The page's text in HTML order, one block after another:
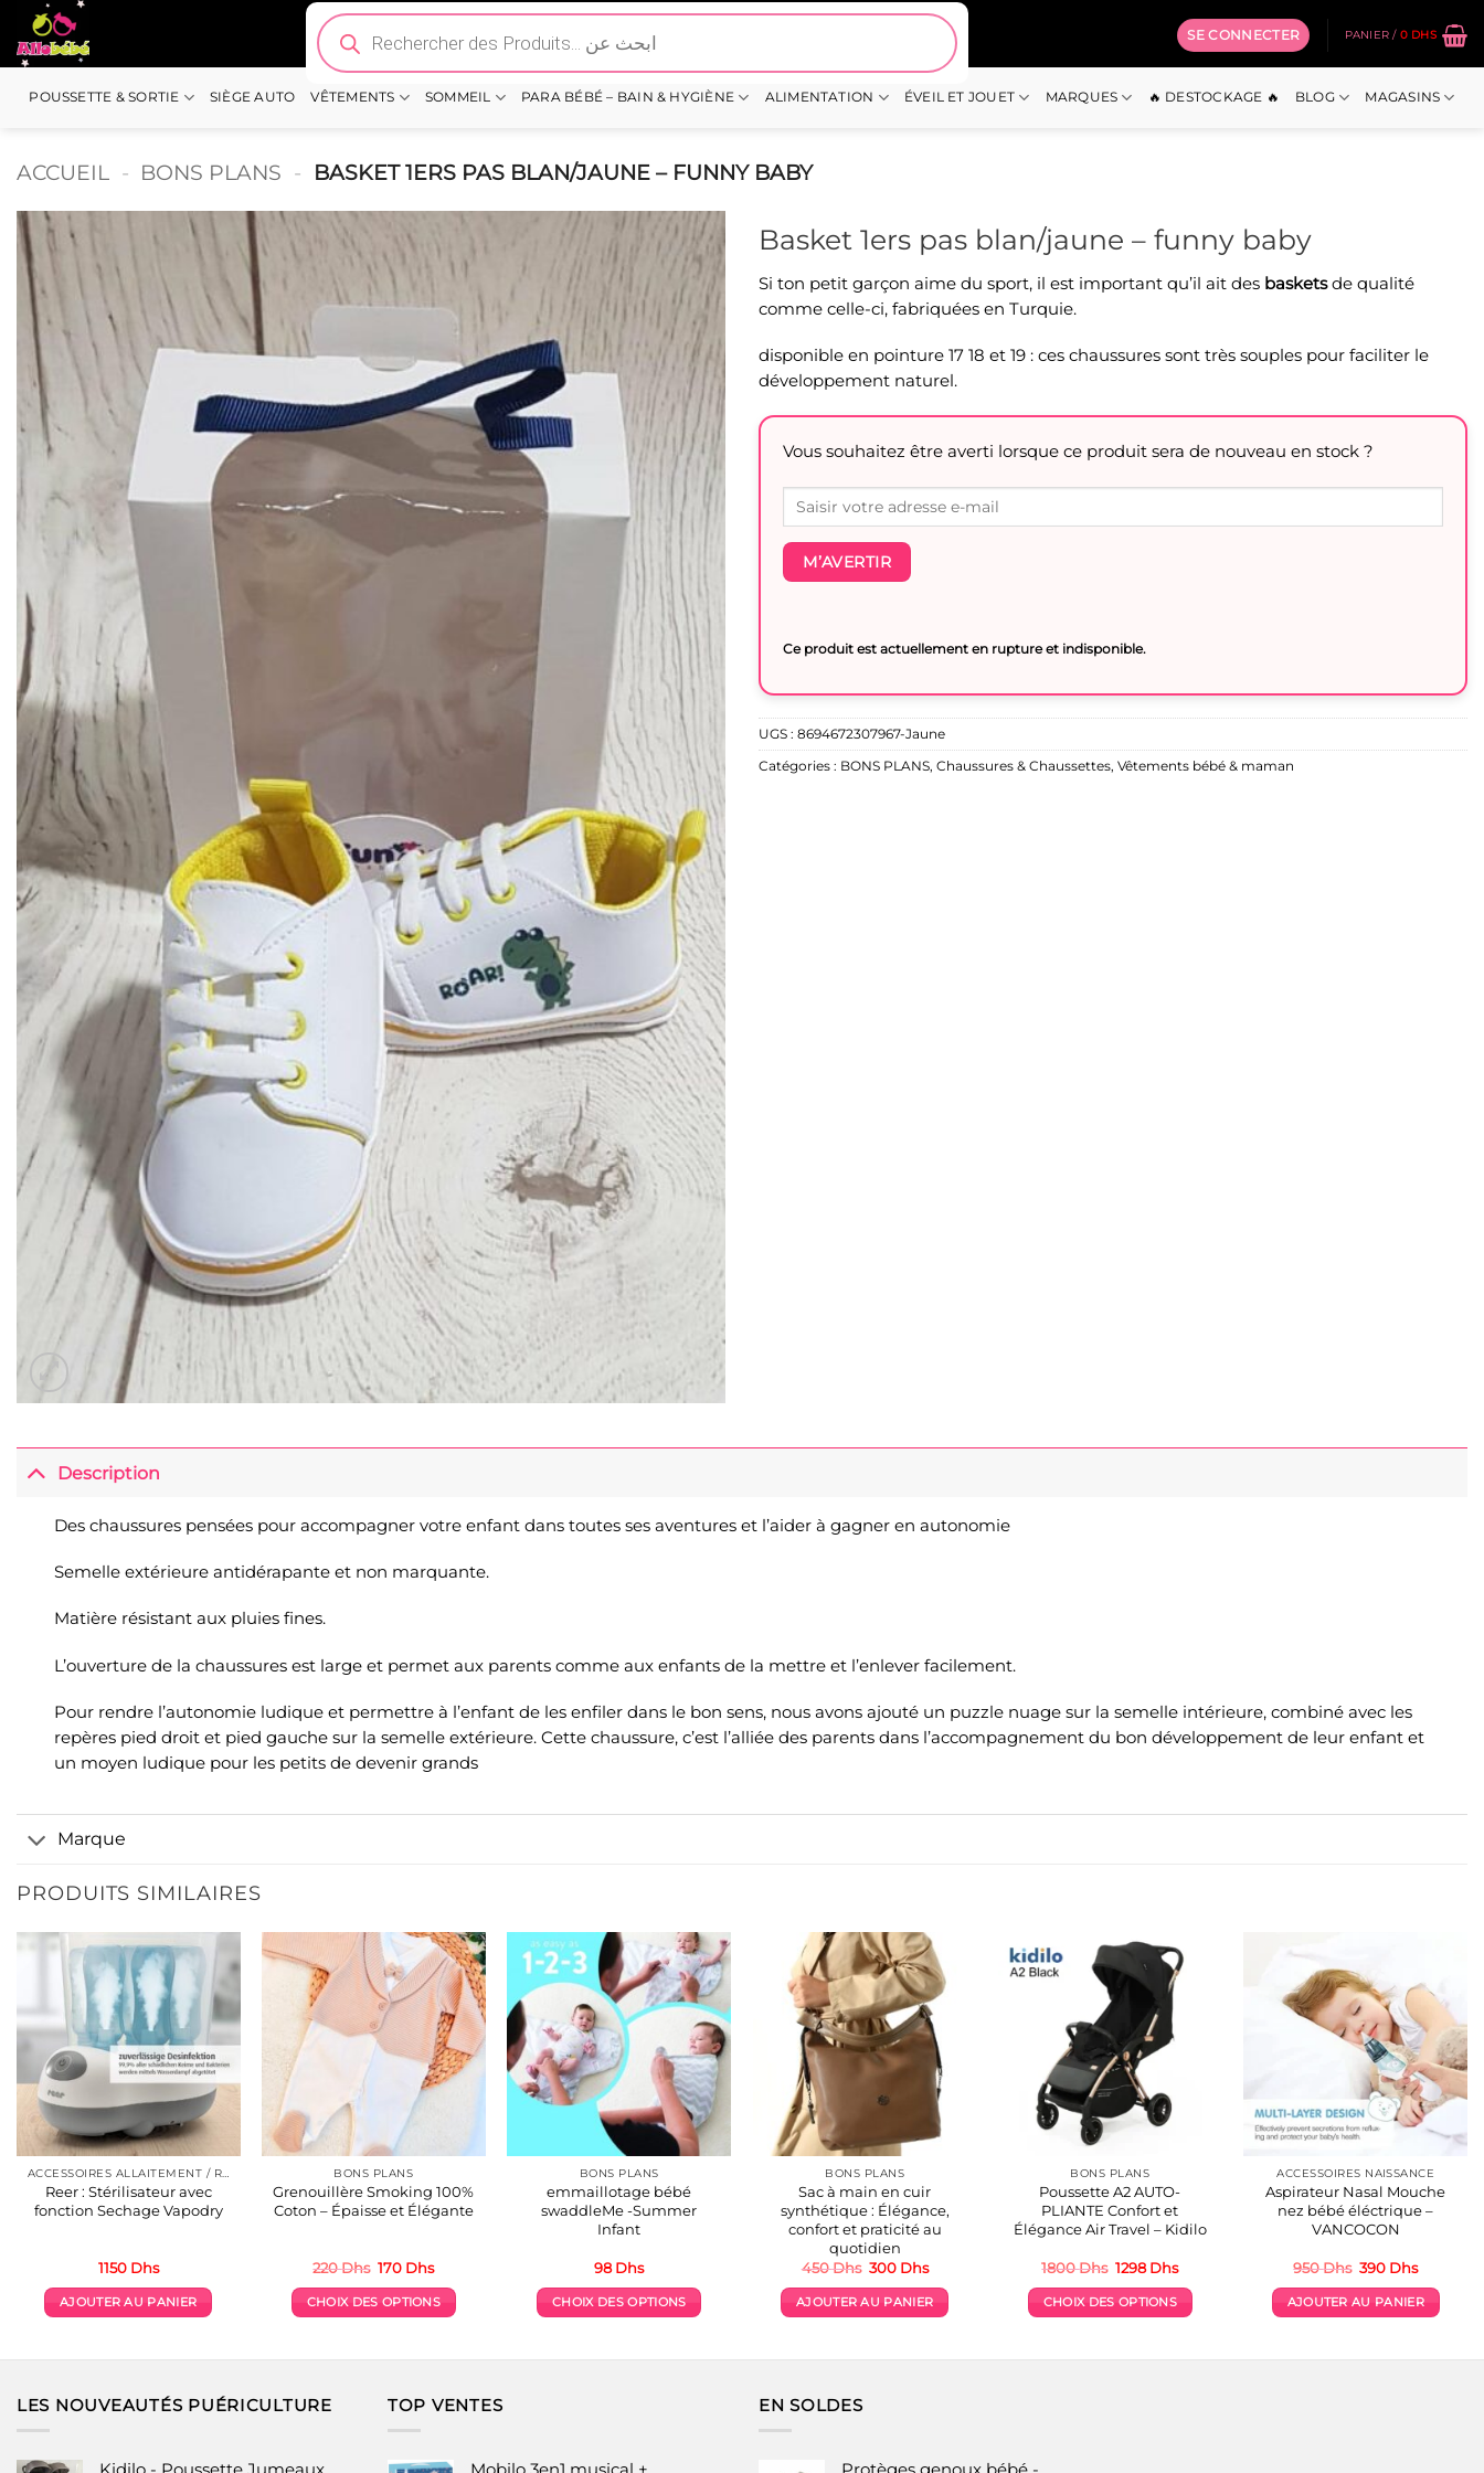
Passer
au
contenu
Recherche
de
produits
SE CONNECTER PANIER / 0 DHS
POUSSETTE & SORTIE SIÈGE AUTO VÊTEMENTS SOMMEIL PARA BÉBÉ – BAIN & HYGIÈNE ALIMENTATION ÉVEIL ET JOUET MARQUES 🔥 DESTOCKAGE 🔥 BLOG MAGASINS
ACCUEIL - BONS PLANS - BASKET 1ERS PAS BLAN/JAUNE – FUNNY BABY
Basket 1ers pas blan/jaune – funny baby
Si ton petit garçon aime du sport, il est important qu’il ait des basketsde qualité
comme celle-ci, fabriquées en Turquie.
disponible en pointure 17 18 et 19 : ces chaussures sont très souples pour faciliter le
développement naturel.
Vous souhaitez être averti lorsque ce produit sera de nouveau en stock ?
M’AVERTIR
Ce produit est actuellement en rupture et indisponible.
UGS : 8694672307967-Jaune
Catégories : BONS PLANS, Chaussures & Chaussettes, Vêtements bébé & maman
Description
Des chaussures pensées pour accompagner votre enfant dans toutes ses aventures et l’aider à gagner en autonomie
Semelle extérieure antidérapante et non marquante.
Matière résistant aux pluies fines.
L’ouverture de la chaussures est large et permet aux parents comme aux enfants de la mettre et l’enlever facilement.
Pour rendre l’autonomie ludique et permettre à l’enfant de les enfiler dans le bon sens, nous avons ajouté un puzzle nuage sur la semelle intérieure, combiné avec les
repères pied droit et pied gauche sur la semelle extérieure. Cette chaussure, c’est l’alliée des parents dans l’accompagnement du bon développement de leur enfant et
un moyen ludique pour les petits de devenir grands
Marque
PRODUITS SIMILAIRES
Reer : Stérilisateur avec
fonction Sechage Vapodry
1150 Dhs
AJOUTER AU PANIER
BONS PLANS
Grenouillère Smoking 100%
Coton – Épaisse et Élégante
220Dhs Le
initial
était :
170 DhsLe
actuel
est :
CHOIX DES OPTIONS
plusieurs
options
BONS PLANS
emmaillotage bébé
swaddleMe -Summer
Infant
98Dhs
CHOIX DES OPTIONS
options
BONS PLANS
Sac à main en cuir
synthétique : Élégance,
confort et praticité au
quotidien
450Dhs Le
initial
était :
300 DhsLe
actuel
est :
AJOUTER AU PANIER
BONS PLANS
Poussette A2 AUTO-
PLIANTE Confort et
Élégance Air Travel – Kidilo
1800Dhs Le
initial
était :
1298DhsLe
actuel
est :
CHOIX DES OPTIONS
ACCESSOIRES NAISSANCE
Aspirateur Nasal Mouche
nez bébé éléctrique –
VANCOCON
950Dhs Le
initial
était :
390 DhsLe
actuel
est :
AJOUTER AU PANIER
LES NOUVEAUTÉS PUÉRICULTURE TOP VENTES EN SOLDES